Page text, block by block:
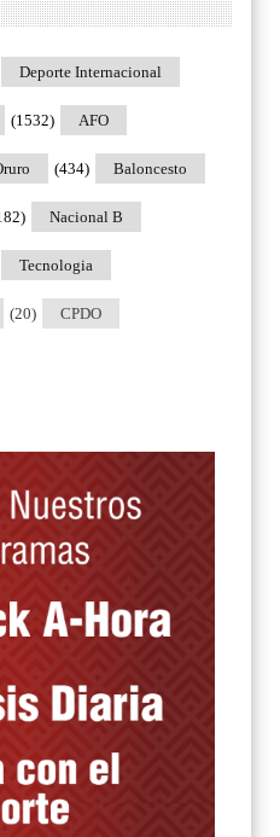
Deporte Internacional
AFO
(1532)
Baloncesto
(434)
Nacional B
Tecnologia
CPDO
(20)